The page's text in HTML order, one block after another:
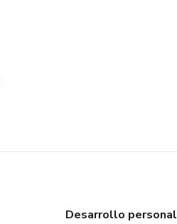
Desarrollo personal